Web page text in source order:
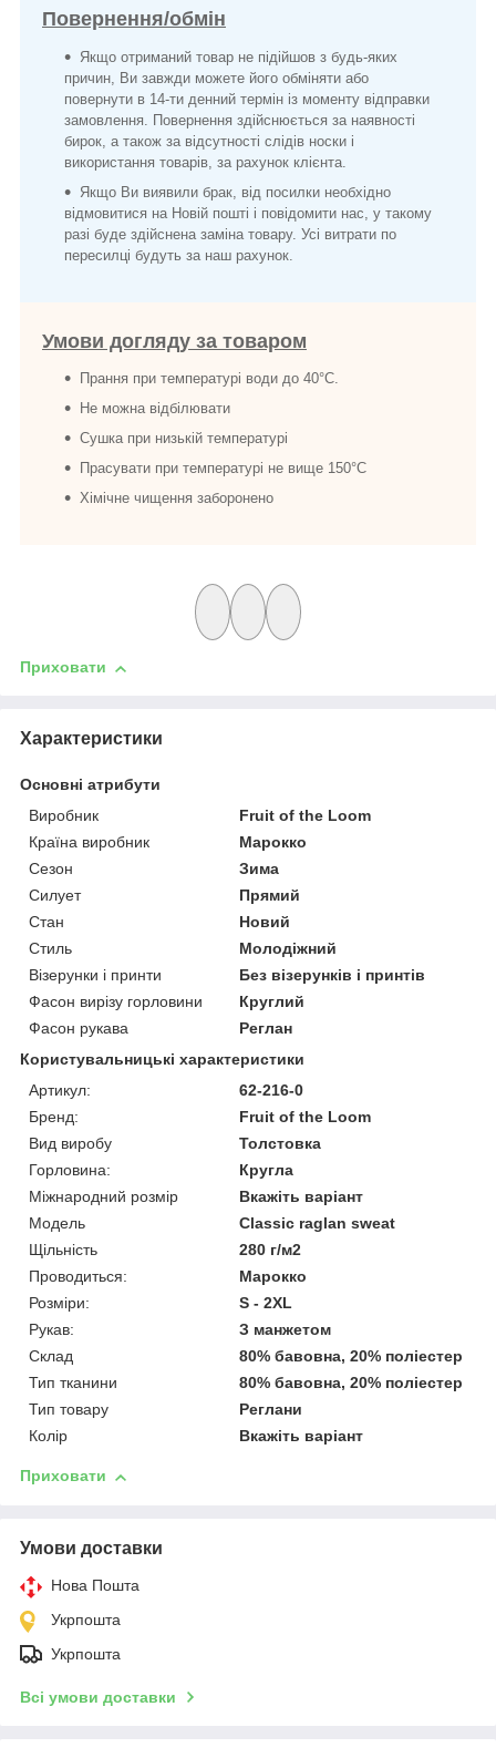
Повернення/обмін
Якщо отриманий товар не підійшов з будь-яких
причин, Ви завжди можете його обміняти або
повернути в 14-ти денний термін із моменту відправки
замовлення. Повернення здійснюється за наявності
бирок, а також за відсутності слідів носки і
використання товарів, за рахунок клієнта.
Якщо Ви виявили брак, від посилки необхідно
відмовитися на Новій пошті і повідомити нас, у такому
разі буде здійснена заміна товару. Усі витрати по
пересилці будуть за наш рахунок.
Умови догляду за товаром
Прання при температурі води до 40°C.
Не можна відбілювати
Сушка при низькій температурі
Прасувати при температурі не вище 150°C
Хімічне чищення заборонено
Приховати
Характеристики
Основні атрибути
Виробник
Fruit of the Loom
Країна виробник
Марокко
Сезон
Зима
Силует
Прямий
Стан
Новий
Стиль
Молодіжний
Візерунки і принти
Без візерунків і принтів
Фасон вирізу горловини
Круглий
Фасон рукава
Реглан
Користувальницькі характеристики
Артикул:
62-216-0
Бренд:
Fruit of the Loom
Вид виробу
Толстовка
Горловина:
Кругла
Міжнародний розмір
Вкажіть варіант
Модель
Classic raglan sweat
Щільність
280 г/м2
Проводиться:
Марокко
Розміри:
S - 2XL
Рукав:
З манжетом
Склад
80% бавовна, 20% поліестер
Тип тканини
80% бавовна, 20% поліестер
Тип товару
Реглани
Колір
Вкажіть варіант
Приховати
Умови доставки
Нова Пошта
Укрпошта
Укрпошта
Всі умови доставки